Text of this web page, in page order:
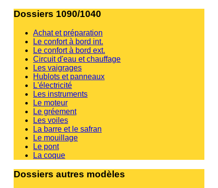
Dossiers 1090/1040
Achat et préparation
Le confort à bord int.
Le confort à bord ext.
Circuit d'eau et chauffage
Les vaigrages
Hublots et panneaux
L'électricité
Les instruments
Le moteur
Le gréement
Les voiles
La barre et le safran
Le mouillage
Le pont
La coque
Dossiers autres modèles